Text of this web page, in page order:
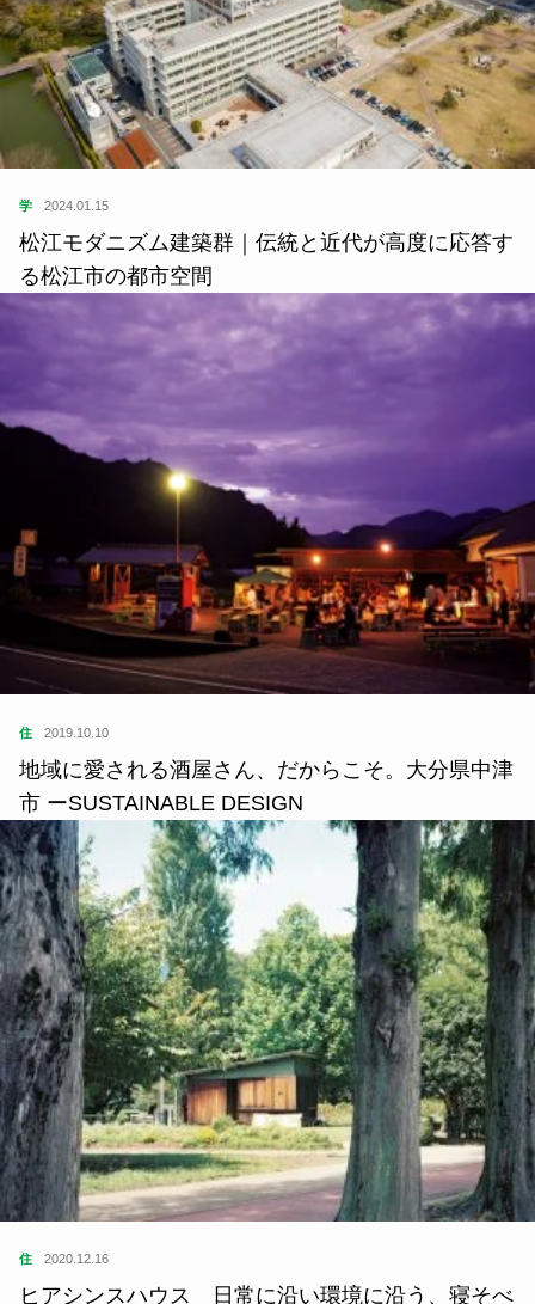
2023.10.01
一度は食べに行きたい！今月のローカルラーメン
学 2024.01.15
松江モダニズム建築群｜伝統と近代が高度に応答す
る松江市の都市空間
住 2019.10.10
地域に愛される酒屋さん、だからこそ。大分県中津
市 ーSUSTAINABLE DESIGN